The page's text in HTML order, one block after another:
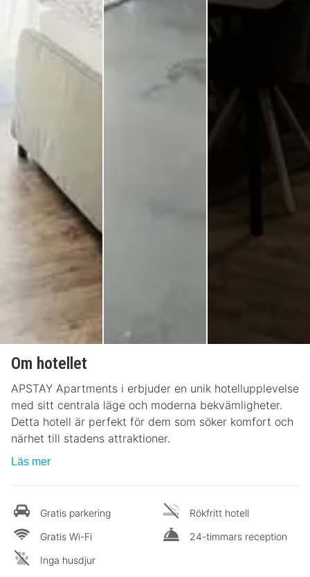
Om hotellet
APSTAY Apartments i erbjuder en unik hotellupplevelse
med sitt centrala läge och moderna bekvämligheter.
Detta hotell är perfekt för dem som söker komfort och
närhet till stadens attraktioner.
Läs mer
Gratis parkering
Gratis Wi-Fi
Inga husdjur
Rökfritt hotell
24-timmars reception